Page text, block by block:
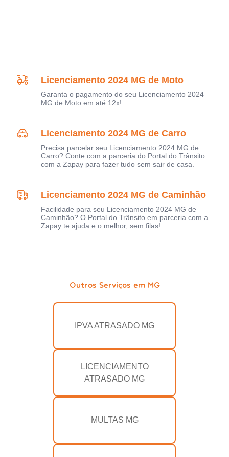
Licenciamento 2024 MG de Moto
Garanta o pagamento do seu Licenciamento 2024
MG de Moto em até 12x!
Licenciamento 2024 MG de Carro
Precisa parcelar seu Licenciamento 2024 MG de
Carro? Conte com a parceria do Portal do Trânsito
com a Zapay para fazer tudo sem sair de casa.
Licenciamento 2024 MG de Caminhão
Facilidade para seu Licenciamento 2024 MG de
Caminhão? O Portal do Trânsito em parceria com a
Zapay te ajuda e o melhor, sem filas!
Outros Serviços em MG
IPVA ATRASADO MG
LICENCIAMENTO
ATRASADO MG
MULTAS MG